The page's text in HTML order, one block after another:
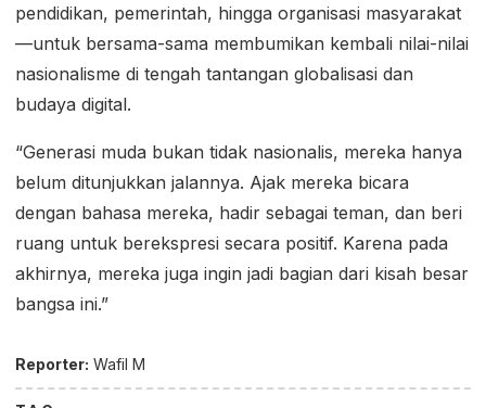
pendidikan, pemerintah, hingga organisasi masyarakat
—untuk bersama-sama membumikan kembali nilai-nilai
nasionalisme di tengah tantangan globalisasi dan
budaya digital.
“Generasi muda bukan tidak nasionalis, mereka hanya
belum ditunjukkan jalannya. Ajak mereka bicara
dengan bahasa mereka, hadir sebagai teman, dan beri
ruang untuk berekspresi secara positif. Karena pada
akhirnya, mereka juga ingin jadi bagian dari kisah besar
bangsa ini.”
Reporter: Wafil M